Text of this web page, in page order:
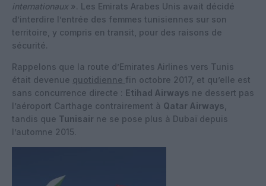
internationaux ». Les Emirats Arabes Unis avait décidé
d’interdire l’entrée des femmes tunisiennes sur son
territoire, y compris en transit, pour des raisons de
sécurité.
Rappelons que la route d’Emirates Airlines vers Tunis
était devenue quotidienne fin octobre 2017, et qu’elle est
sans concurrence directe : Etihad Airways ne dessert pas
l’aéroport Carthage contrairement à Qatar Airways
tandis que Tunisair ne se pose plus à Dubaï depuis
l’automne 2015.